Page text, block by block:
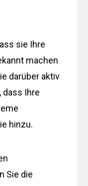
sie Ihre
machen
darüber aktiv
dass Ihre
hinzu.
Sie die